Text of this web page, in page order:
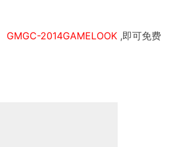
GMGC-2014GAMELOOK ,即可免费